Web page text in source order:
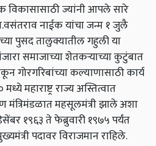
विकासासाठी ज्यांनी आपले सारे
नाईक यांचा जन्म १ जुलै
पुसद तालुक्यातील गहुली या
समाजाच्या शेतकऱ्याच्या कुटुंबात
गोरगरिबांच्या कल्याणासाठी कार्य
महाराष्ट्र राज्य अस्तित्वात
महसूलमंत्री झाले अशा
१९६३ ते फेब्रुवारी १९७५ पर्यंत
पदावर विराजमान राहिले.